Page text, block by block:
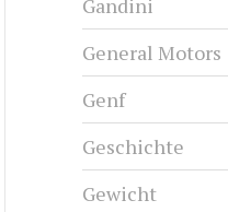
Gandini
General Motors
Genf
Geschichte
Gewicht